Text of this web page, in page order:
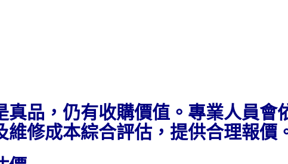
品，仍有收購價值。專業人員會
維修成本綜合評估，提供合理報價